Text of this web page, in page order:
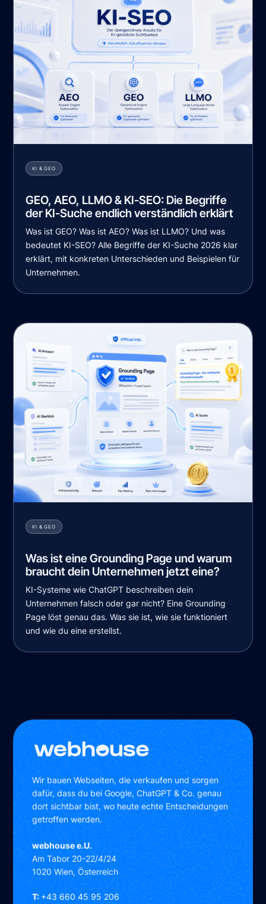
KI & GEO
GEO, AEO, LLMO & KI-SEO: Die Begriffe
der KI-Suche endlich verständlich erklärt
Was ist GEO? Was ist AEO? Was ist LLMO? Und was
bedeutet KI-SEO? Alle Begriffe der KI-Suche 2026 klar
erklärt, mit konkreten Unterschieden und Beispielen für
Unternehmen.
KI & GEO
Was ist eine Grounding Page und warum
braucht dein Unternehmen jetzt eine?
KI-Systeme wie ChatGPT beschreiben dein
Unternehmen falsch oder gar nicht? Eine Grounding
Page löst genau das. Was sie ist, wie sie funktioniert
und wie du eine erstellst.
Wir bauen Webseiten, die verkaufen und sorgen
dafür, dass du bei Google, ChatGPT & Co. genau
dort sichtbar bist, wo heute echte Entscheidungen
getroffen werden.
webhouse e.U.
Am Tabor 20-22/4/24
1020 Wien, Österreich
T:+43 660 45 95 206